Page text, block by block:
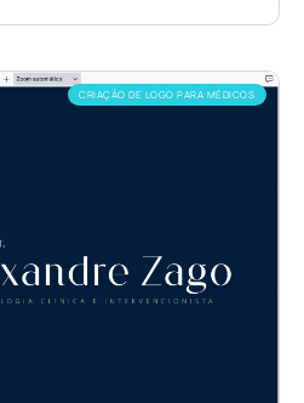
CRIAÇÃO DE LOGO PARA MÉDICOS